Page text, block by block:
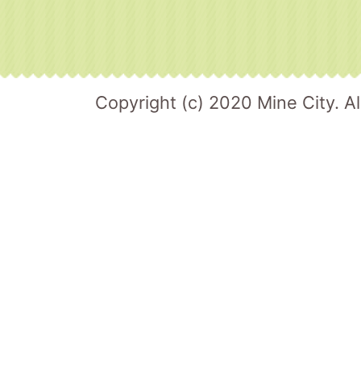
Copyright (c) 2020 Mine City.